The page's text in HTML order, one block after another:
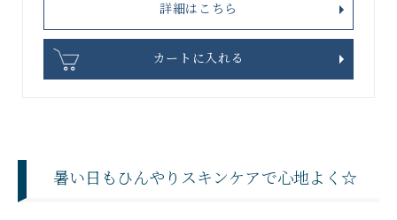
詳細はこちら
カートに入れる
暑い日もひんやりスキンケアで心地よく☆